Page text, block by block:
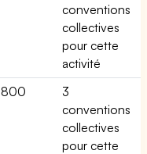
conventions
collectives
pour cette
activité
3
conventions
collectives
pour cette